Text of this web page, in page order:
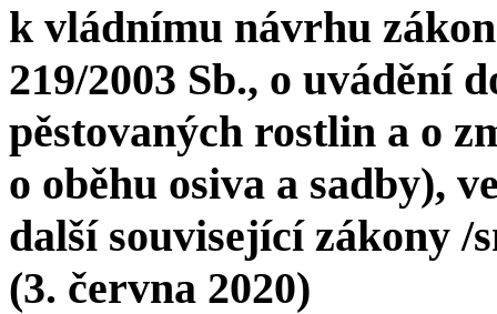
k vládnímu návrhu
219/2003 Sb., o uvádění
pěstovaných rostlin a o
o oběhu osiva a sadby),
další související zákony /
(3. června 2020)